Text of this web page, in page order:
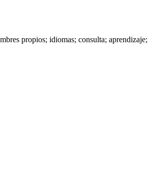
propios; idiomas; consulta; aprendizaje;